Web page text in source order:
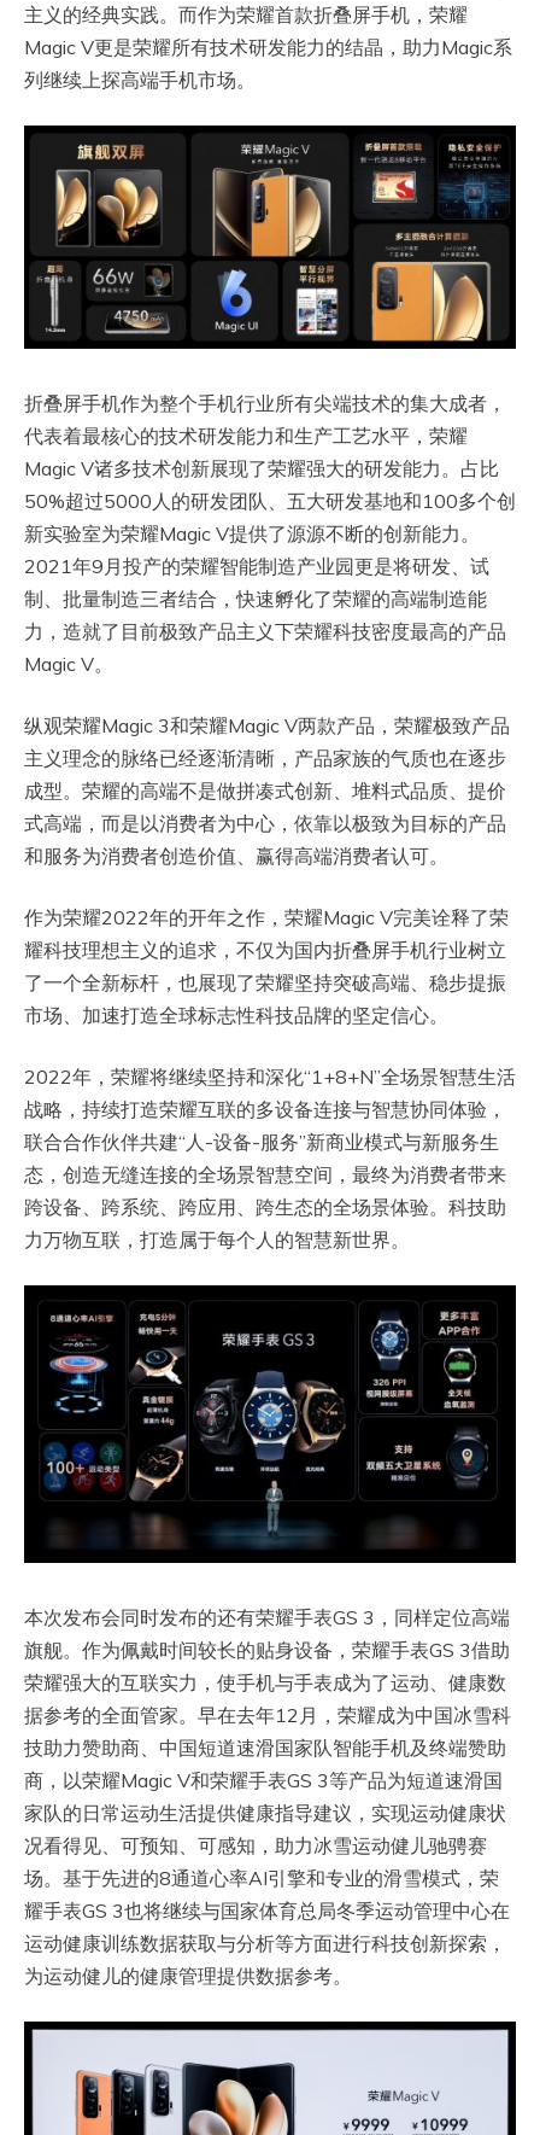
主义的经典实践。而作为荣耀首款折叠屏手机，荣耀
Magic V更是荣耀所有技术研发能力的结晶，助力Magic系
列继续上探高端手机市场。
折叠屏手机作为整个手机行业所有尖端技术的集大成者，
代表着最核心的技术研发能力和生产工艺水平，荣耀
Magic V诸多技术创新展现了荣耀强大的研发能力。占比
50%超过5000人的研发团队、五大研发基地和100多个创
新实验室为荣耀Magic V提供了源源不断的创新能力。
2021年9月投产的荣耀智能制造产业园更是将研发、试
制、批量制造三者结合，快速孵化了荣耀的高端制造能
力，造就了目前极致产品主义下荣耀科技密度最高的产品
Magic V。
纵观荣耀Magic 3和荣耀Magic V两款产品，荣耀极致产品
主义理念的脉络已经逐渐清晰，产品家族的气质也在逐步
成型。荣耀的高端不是做拼凑式创新、堆料式品质、提价
式高端，而是以消费者为中心，依靠以极致为目标的产品
和服务为消费者创造价值、赢得高端消费者认可。
作为荣耀2022年的开年之作，荣耀Magic V完美诠释了荣
耀科技理想主义的追求，不仅为国内折叠屏手机行业树立
了一个全新标杆，也展现了荣耀坚持突破高端、稳步提振
市场、加速打造全球标志性科技品牌的坚定信心。
2022年，荣耀将继续坚持和深化“1+8+N”全场景智慧生活
战略，持续打造荣耀互联的多设备连接与智慧协同体验，
联合合作伙伴共建“人-设备-服务”新商业模式与新服务生
态，创造无缝连接的全场景智慧空间，最终为消费者带来
跨设备、跨系统、跨应用、跨生态的全场景体验。科技助
力万物互联，打造属于每个人的智慧新世界。
本次发布会同时发布的还有荣耀手表GS 3，同样定位高端
旗舰。作为佩戴时间较长的贴身设备，荣耀手表GS 3借助
荣耀强大的互联实力，使手机与手表成为了运动、健康数
据参考的全面管家。早在去年12月，荣耀成为中国冰雪科
技助力赞助商、中国短道速滑国家队智能手机及终端赞助
商，以荣耀Magic V和荣耀手表GS 3等产品为短道速滑国
家队的日常运动生活提供健康指导建议，实现运动健康状
况看得见、可预知、可感知，助力冰雪运动健儿驰骋赛
场。基于先进的8通道心率AI引擎和专业的滑雪模式，荣
耀手表GS 3也将继续与国家体育总局冬季运动管理中心在
运动健康训练数据获取与分析等方面进行科技创新探索，
为运动健儿的健康管理提供数据参考。